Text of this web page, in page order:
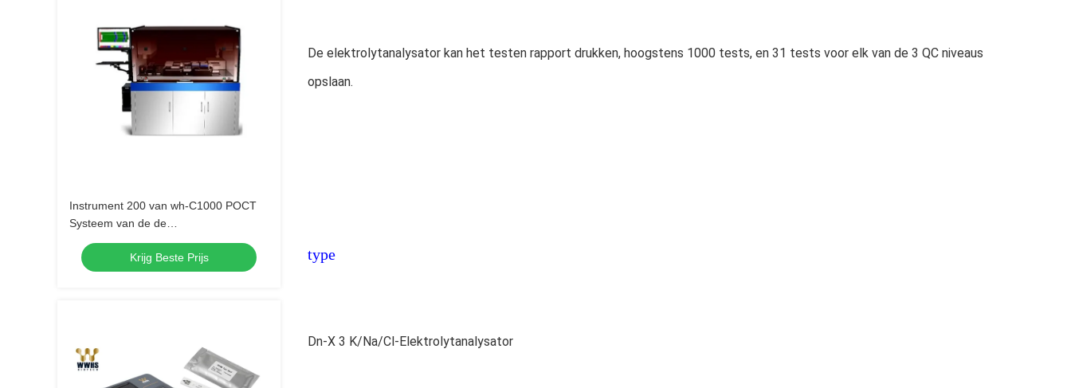
Instrument 200 van wh-C1000 POCT
Systeem van de de
Steekproefverwerking van Tests/H het
AutomatischeKrijg Beste Prijs
De elektrolytanalysator kan het testen rapport drukken, hoogstens 1000 tests, en 31 tests voor elk van de 3 QC niveaus
opslaan.
type
Dn-X 3 K/Na/Cl-Elektrolytanalysator